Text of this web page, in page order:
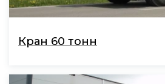
Кран 60 тонн